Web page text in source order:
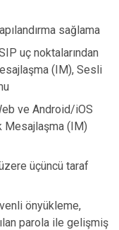
sağlama
uç noktalarından
(IM), Sesli
ve Android/iOS
Mesajlaşma (IM)
üçüncü taraf
önyükleme,
parola ile gelişmiş